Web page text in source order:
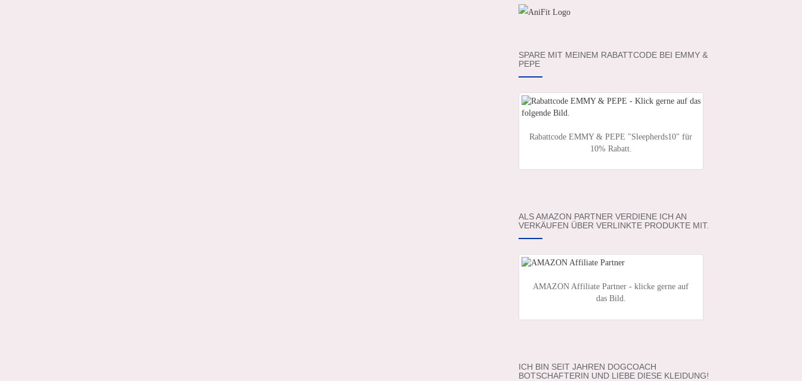
SPARE MIT MEINEM RABATTCODE BEI EMMY &
PEPE
Rabattcode EMMY & PEPE "Sleepherds10" für
10% Rabatt.
ALS AMAZON PARTNER VERDIENE ICH AN
VERKÄUFEN ÜBER VERLINKTE PRODUKTE MIT.
AMAZON Affiliate Partner - klicke gerne auf
das Bild.
ICH BIN SEIT JAHREN DOGCOACH
BOTSCHAFTERIN UND LIEBE DIESE KLEIDUNG!